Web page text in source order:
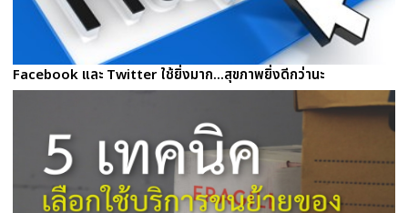
Facebook และ Twitter ใช้ยิ่งมาก...สุขภาพยิ่งดีกว่านะ